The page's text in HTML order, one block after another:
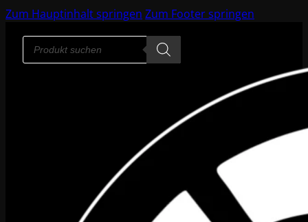
Zum Hauptinhalt springen Zum Footer springen
Products
search